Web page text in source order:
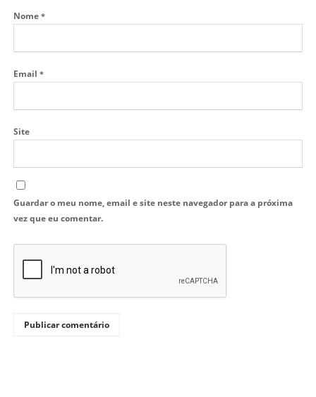
Nome *
Email *
Site
Guardar o meu nome, email e site neste navegador para a próxima
vez que eu comentar.